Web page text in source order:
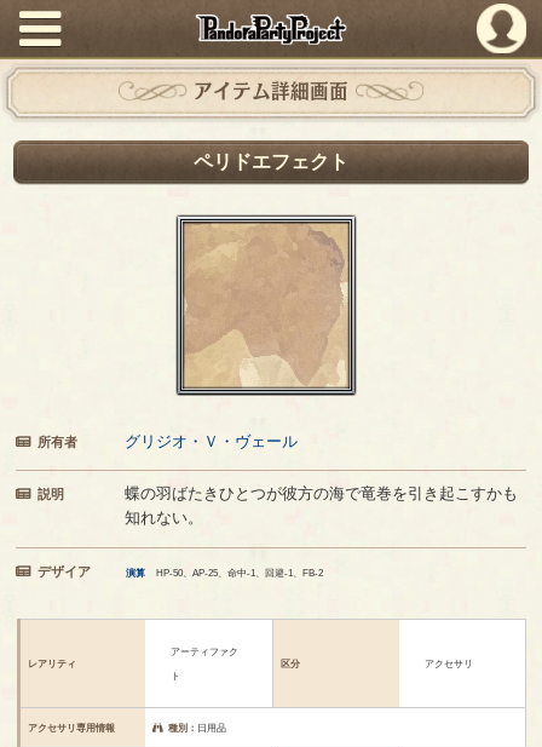
PandoraPartyProject
アイテム詳細画面
ペリドエフェクト
所有者 グリジオ・Ｖ・ヴェール
説明
蝶の羽ばたきひとつが彼方の海で竜巻を引き起こすかも
知れない。
デザイア 演算 HP-50、AP-25、命中-1、回避-1、FB-2
レアリティ
アーティファク
ト
区分 アクセサリ
アクセサリ専用情報 種別： 日用品